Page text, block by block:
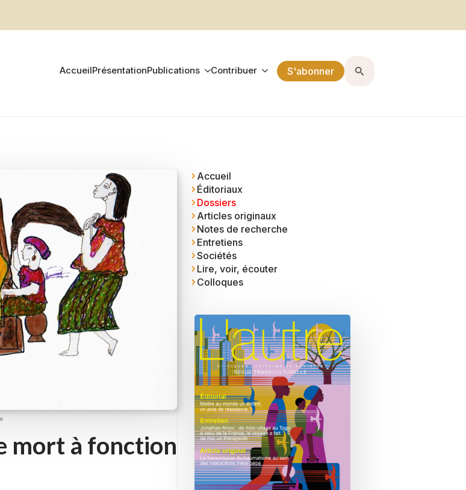
AccueilPrésentationPublications Contribuer S'abonner
mort à fonction
Accueil
Éditoriaux
Dossiers
Articles originaux
Notes de recherche
Entretiens
Sociétés
Lire, voir, écouter
Colloques